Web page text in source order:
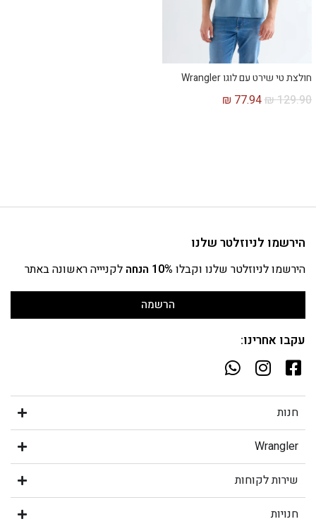
חולצת טי שירט עם לוגו Wrangler
₪129.90
₪ 77.94
הירשמו לניוזלטר שלנו
הירשמו לניוזלטר שלנו וקבלו 10% הנחה לקניייה ראשונה באתר
הרשמה
עקבו אחרינו:
חנות
Wrangler
שירות לקוחות
חנויות